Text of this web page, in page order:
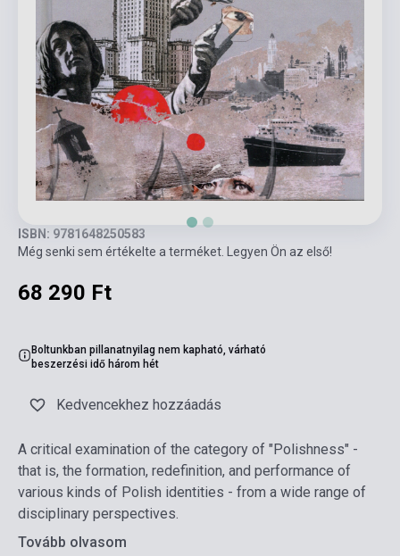
ISBN: 9781648250583
Még senki sem értékelte a terméket. Legyen Ön az első!
68 290 Ft
Boltunkban pillanatnyilag nem kapható, várható
beszerzési idő három hét
Kedvencekhez hozzáadás
A critical examination of the category of "Polishness" -
that is, the formation, redefinition, and performance of
various kinds of Polish identities - from a wide range of
disciplinary perspectives.
Tovább olvasom